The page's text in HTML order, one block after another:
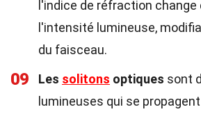
l'indice de réfraction
l'intensité lumineuse,
du faisceau.
09 Les solitons optiques sont
lumineuses qui se